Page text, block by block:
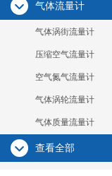
气体流量计
气体涡街流量计
压缩空气流量计
空气氮气流量计
气体涡轮流量计
气体质量流量计
查看全部